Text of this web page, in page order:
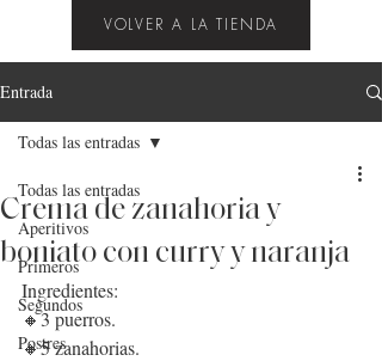
VOLVER A LA TIENDA
Entrada
Todas las entradas
Aperitivos
Primeros
Segundos
Postres
Todas las entradas
Crema de zanahoria y
boniato con curry y naranja
Ingredientes:
🔸3 puerros.
🔸5 zanahorias.